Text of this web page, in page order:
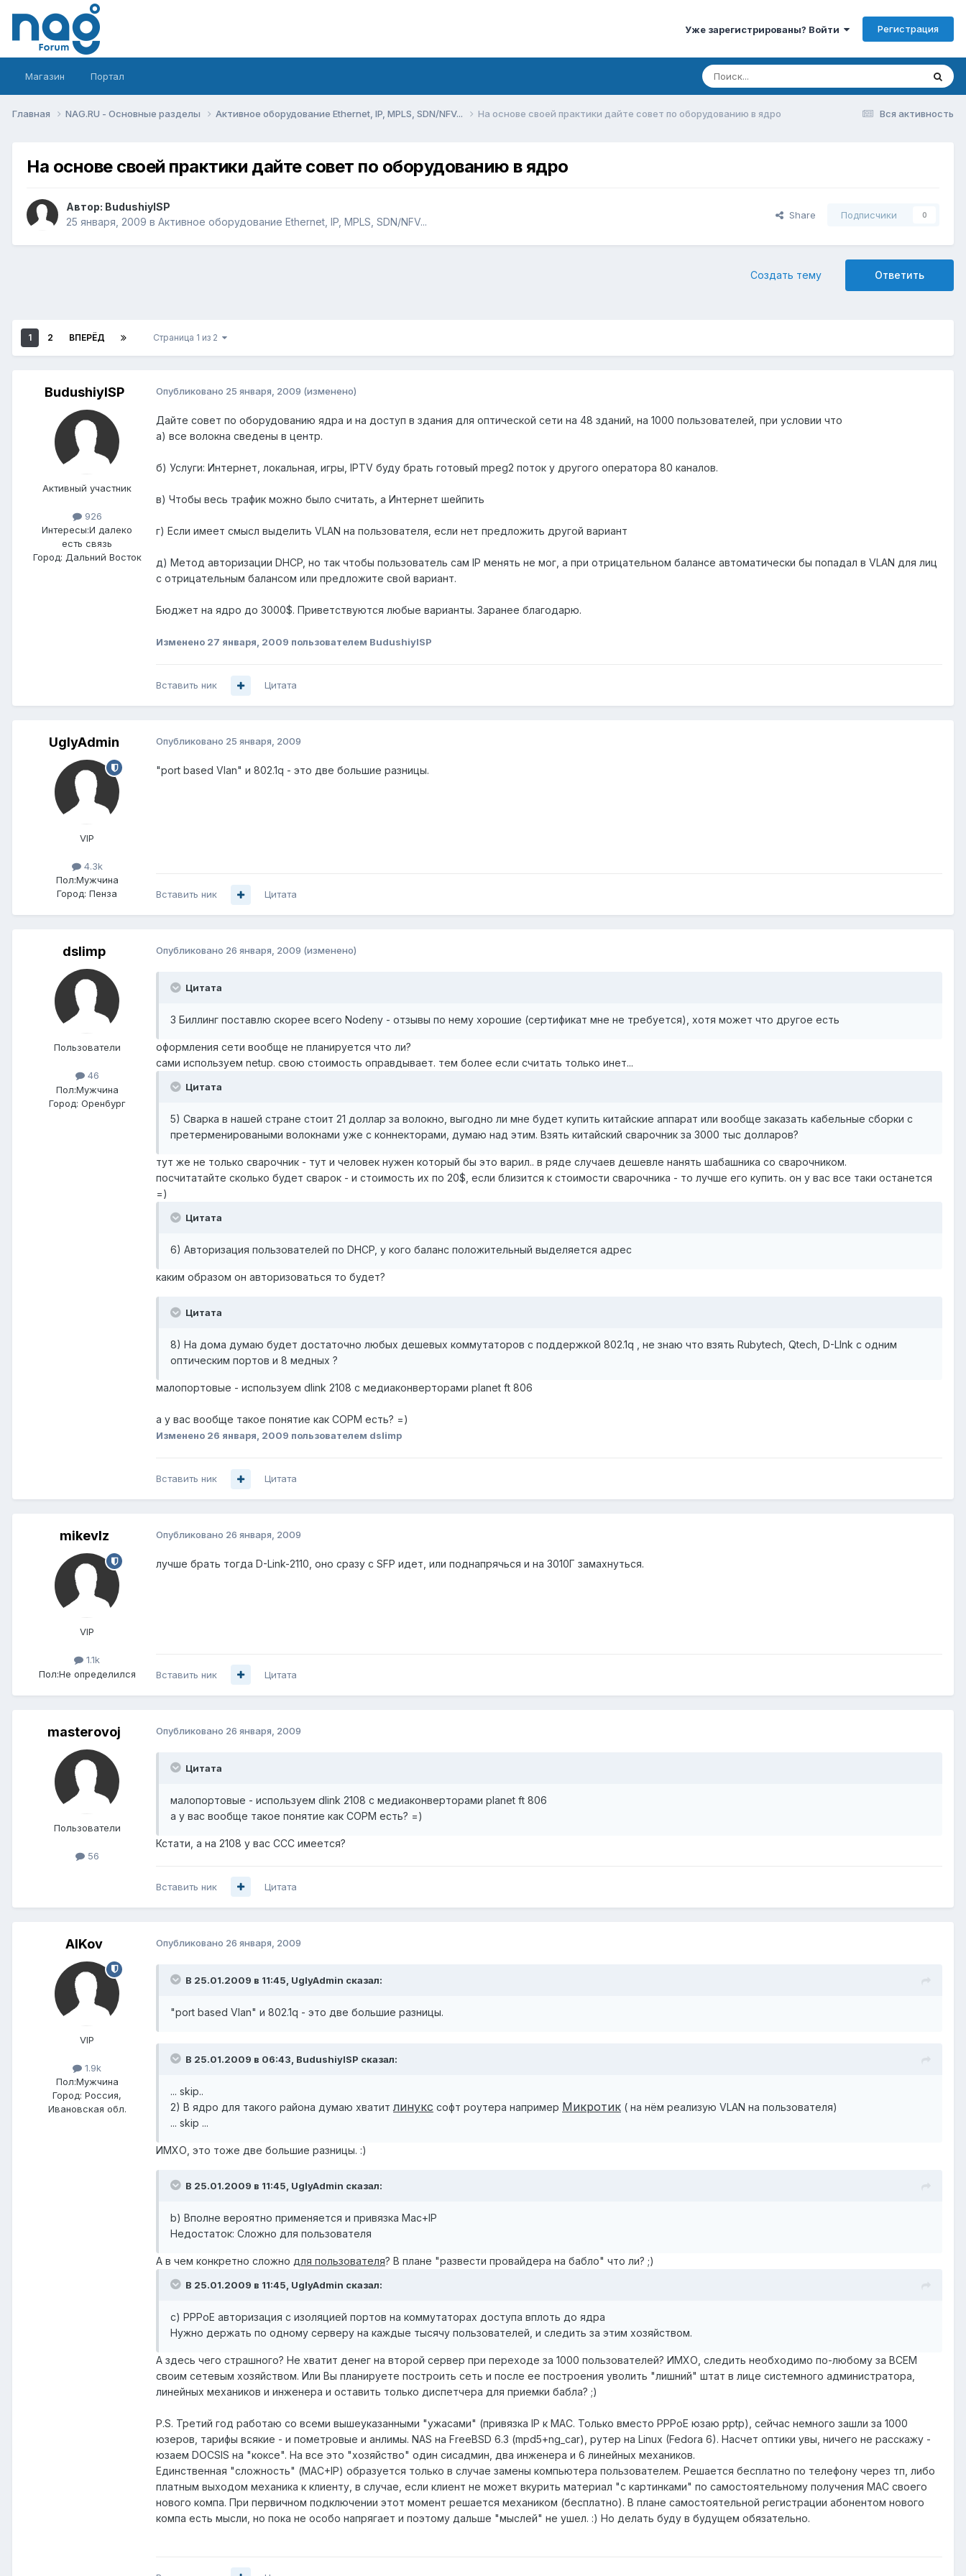
Уже зарегистрированы? Войти Регистрация
Магазин Портал
Вся активность
Главная NAG.RU - Основные разделы Активное оборудование Ethernet, IP, MPLS, SDN/NFV... На основе своей практики дайте совет по оборудованию в ядро
На основе своей практики дайте совет по оборудованию в ядро
Автор: BudushiyISP
25 января, 2009 в Активное оборудование Ethernet, IP, MPLS, SDN/NFV...
Share Подписчики 0
Ответить
Создать тему
1 2 ВПЕРЁД Страница 1 из 2
BudushiyISP
Активный участник
926
Интересы:И далеко
есть связь
Город: Дальний Восток
Опубликовано 25 января, 2009 (изменено)
Дайте совет по оборудованию ядра и на доступ в здания для оптической сети на 48 зданий, на 1000 пользователей, при условии что
а) все волокна сведены в центр.
б) Услуги: Интернет, локальная, игры, IPTV буду брать готовый mpeg2 поток у другого оператора 80 каналов.
в) Чтобы весь трафик можно было считать, а Интернет шейпить
г) Если имеет смысл выделить VLAN на пользователя, если нет предложить другой вариант
д) Метод авторизации DHCP, но так чтобы пользователь сам IP менять не мог, а при отрицательном балансе автоматически бы попадал в VLAN для лиц
с отрицательным балансом или предложите свой вариант.
Бюджет на ядро до 3000$. Приветствуются любые варианты. Заранее благодарю.
Изменено 27 января, 2009 пользователем BudushiyISP
Вставить ник Цитата
UglyAdmin
VIP
4.3k
Пол:Мужчина
Город: Пенза
Опубликовано 25 января, 2009
"port based Vlan" и 802.1q - это две большие разницы.
Вставить ник Цитата
dslimp
Пользователи
46
Пол:Мужчина
Город: Оренбург
Опубликовано 26 января, 2009 (изменено)
Цитата
3 Биллинг поставлю скорее всего Nodeny - отзывы по нему хорошие (сертификат мне не требуется), хотя может что другое есть
оформления сети вообще не планируется что ли?
сами используем netup. свою стоимость оправдывает. тем более если считать только инет...
Цитата
5) Сварка в нашей стране стоит 21 доллар за волокно, выгодно ли мне будет купить китайские аппарат или вообще заказать кабельные сборки с
претерменироваными волокнами уже с коннекторами, думаю над этим. Взять китайский сварочник за 3000 тыс долларов?
тут же не только сварочник - тут и человек нужен который бы это варил.. в ряде случаев дешевле нанять шабашника со сварочником.
посчитатайте сколько будет сварок - и стоимость их по 20$, если близится к стоимости сварочника - то лучше его купить. он у вас все таки останется
=)
Цитата
6) Авторизация пользователей по DHCP, у кого баланс положительный выделяется адрес
каким образом он авторизоваться то будет?
Цитата
8) На дома думаю будет достаточно любых дешевых коммутаторов с поддержкой 802.1q , не знаю что взять Rubytech, Qtech, D-LInk с одним
оптическим портов и 8 медных ?
малопортовые - используем dlink 2108 с медиаконверторами planet ft 806
а у вас вообще такое понятие как СОРМ есть? =)
Изменено 26 января, 2009 пользователем dslimp
Вставить ник Цитата
mikevlz
VIP
1.1k
Пол:Не определился
Опубликовано 26 января, 2009
лучше брать тогда D-Link-2110, оно сразу с SFP идет, или поднапрячься и на 3010Г замахнуться.
Вставить ник Цитата
masterovoj
Пользователи
56
Опубликовано 26 января, 2009
Цитата
малопортовые - используем dlink 2108 с медиаконверторами planet ft 806
а у вас вообще такое понятие как СОРМ есть? =)
Кстати, а на 2108 у вас ССС имеется?
Вставить ник Цитата
AlKov
VIP
1.9k
Пол:Мужчина
Город: Россия,
Ивановская обл.
Опубликовано 26 января, 2009
В 25.01.2009 в 11:45, UglyAdmin сказал:
"port based Vlan" и 802.1q - это две большие разницы.
В 25.01.2009 в 06:43, BudushiyISP сказал:
... skip..
2) В ядро для такого района думаю хватит линукс софт роутера например Микротик ( на нём реализую VLAN на пользователя)
... skip ...
ИМХО, это тоже две большие разницы. :)
В 25.01.2009 в 11:45, UglyAdmin сказал:
b) Вполне вероятно применяется и привязка Mac+IP
Недостаток: Сложно для пользователя
А в чем конкретно сложно для пользователя? В плане "развести провайдера на бабло" что ли? ;)
В 25.01.2009 в 11:45, UglyAdmin сказал:
c) PPPoE авторизация с изоляцией портов на коммутаторах доступа вплоть до ядра
Нужно держать по одному серверу на каждые тысячу пользователей, и следить за этим хозяйством.
А здесь чего страшного? Не хватит денег на второй сервер при переходе за 1000 пользователей? ИМХО, следить необходимо по-любому за ВСЕМ
своим сетевым хозяйством. Или Вы планируете построить сеть и после ее построения уволить "лишний" штат в лице системного администратора,
линейных механиков и инженера и оставить только диспетчера для приемки бабла? ;)
P.S. Третий год работаю со всеми вышеуказанными "ужасами" (привязка IP к MAC. Только вместо PPPoE юзаю pptp), сейчас немного зашли за 1000
юзеров, тарифы всякие - и пометровые и анлимы. NAS на FreeBSD 6.3 (mpd5+ng_car), рутер на Linux (Fedora 6). Насчет оптики увы, ничего не расскажу -
юзаем DOCSIS на "коксе". На все это "хозяйство" один сисадмин, два инженера и 6 линейных механиков.
Единственная "сложность" (MAC+IP) образуется только в случае замены компьютера пользователем. Решается бесплатно по телефону через тп, либо
платным выходом механика к клиенту, в случае, если клиент не может вкурить материал "с картинками" по самостоятельному получения МАС своего
нового компа. При первичном подключении этот момент решается механиком (бесплатно). В плане самостоятельной регистрации абонентом нового
компа есть мысли, но пока не особо напрягает и поэтому дальше "мыслей" не ушел. :) Но делать буду в будущем обязательно.